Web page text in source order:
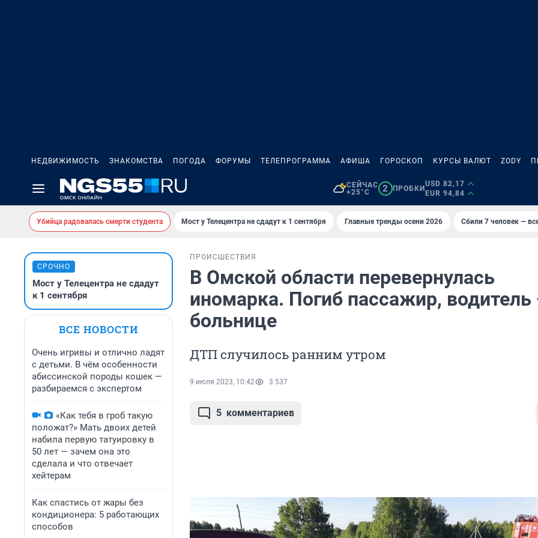
НЕДВИЖИМОСТЬ ЗНАКОМСТВА ПОГОДА ФОРУМЫ ТЕЛЕПРОГРАММА АФИША ГОРОСКОП КУРСЫ ВАЛЮТ ZODY
СЕЙЧАС
+25°C
2 ПРОБКИ
USD 82,17
EUR 94,84
Убийца радовалась смерти студента Мост у Телецентра не сдадут к 1 сентября Главные тренды осени 2026 Сбили 7 человек —
СРОЧНО
Мост у Телецентра не сдадут
к 1 сентября
ВСЕ НОВОСТИ
Очень игривы и отлично ладят
с детьми. В чём особенности
абиссинской породы кошек —
разбираемся с экспертом
«Как тебя в гроб такую
положат?» Мать двоих детей
набила первую татуировку в
50 лет — зачем она это
сделала и что отвечает
хейтерам
Как спастись от жары без
кондиционера: 5 работающих
способов
ПРОИСШЕСТВИЯ
В Омской области перевернулась
иномарка. Погиб пассажир,
больнице
ДТП случилось ранним утром
9 июля 2023, 10:42 3 537
5 комментариев